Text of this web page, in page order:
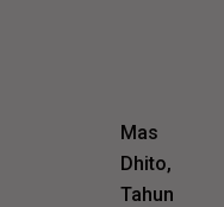
Mas
Dhito,
Tahun